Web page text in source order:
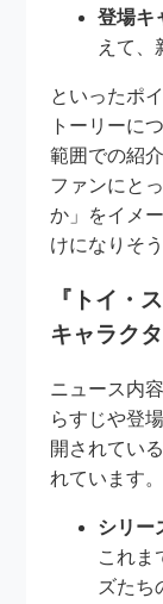
登場キ
えて、
といったポ
トーリーに
範囲での紹
ファンにと
か」をイメ
けになりそう
『トイ・
キャラク
ニュース内
らすじや登
開されてい
れています
シリー
これま
ズたち